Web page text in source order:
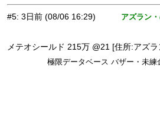
#5: 3日前 (08/06 16:29) アズラン
メテオシールド 215万 @21 [住所:アズ
極限データベース バザー・未練